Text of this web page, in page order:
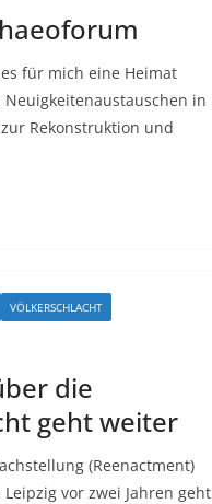
für mich eine Heimat
in
Rekonstruktion und
VÖLKERSCHLACHT
die
geht weiter
(Reenactment)
vor zwei Jahren geht